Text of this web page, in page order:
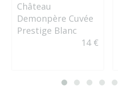
Château
Demonpère Cuvée
Prestige Blanc
14 €